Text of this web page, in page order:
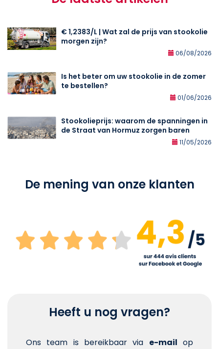
€ 1,2383/L | Wat zal de prijs van stookolie
morgen zijn?
06/08/2026
Is het beter om uw stookolie in de zomer
te bestellen?
01/06/2026
Stookolieprijs: waarom de spanningen in
de Straat van Hormuz zorgen baren
11/05/2026
De mening van onze klanten
Heeft u nog vragen?
Ons team is bereikbaar via e-mail op